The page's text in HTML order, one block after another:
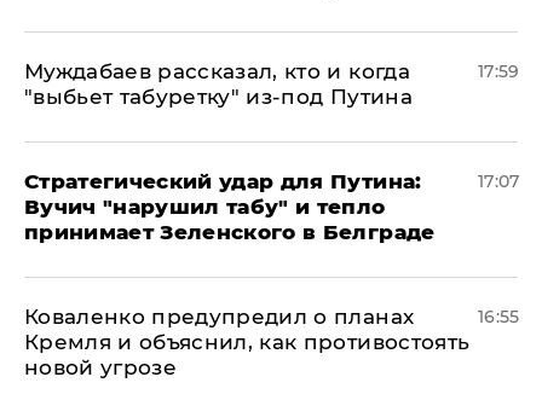
Муждабаев рассказал, кто и когда
"выбьет табуретку" из-под Путина
17:59
Стратегический удар для Путина:
Вучич "нарушил табу" и тепло
принимает Зеленского в Белграде
17:07
Коваленко предупредил о планах
Кремля и объяснил, как противостоять
новой угрозе
16:55